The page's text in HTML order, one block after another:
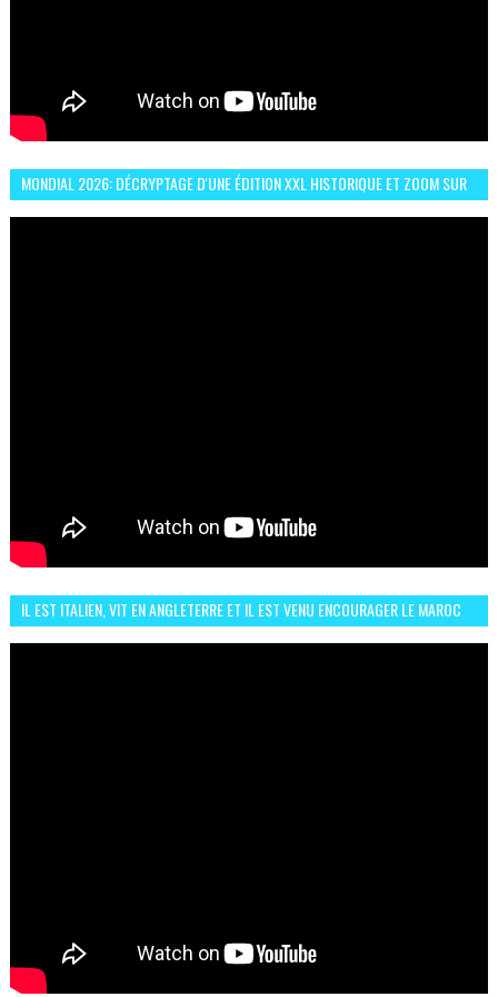
MONDIAL 2026: DÉCRYPTAGE D'UNE ÉDITION XXL HISTORIQUE ET ZOOM SUR
IL EST ITALIEN, VIT EN ANGLETERRE ET IL EST VENU ENCOURAGER LE MAROC